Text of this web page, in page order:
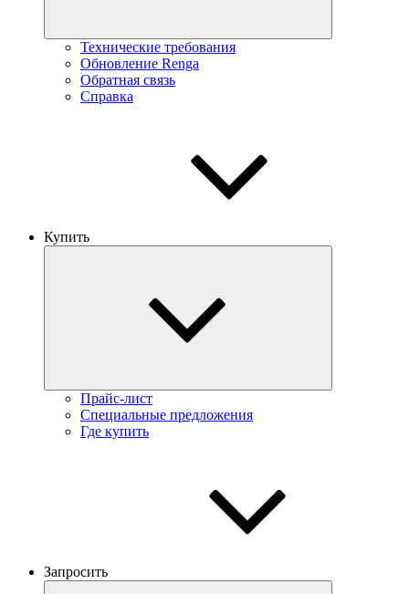
Технические требования
Обновление Renga
Обратная связь
Справка
Купить
Прайс-лист
Специальные предложения
Где купить
Запросить